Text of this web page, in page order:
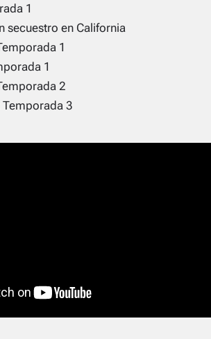
1
secuestro en California
1
1
2
3